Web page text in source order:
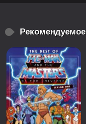
Рекомендуемое